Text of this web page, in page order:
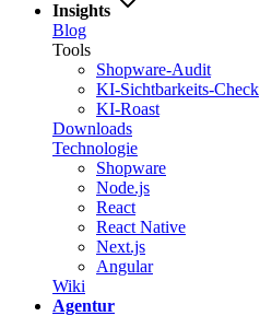
Insights
Blog
Tools
Shopware-Audit
KI-Sichtbarkeits-Check
KI-Roast
Downloads
Technologie
Shopware
Node.js
React
React Native
Next.js
Angular
Wiki
Agentur